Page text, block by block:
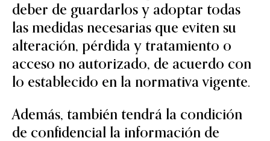
deber de guardarlos y adoptar todas
las medidas necesarias que eviten su
alteración, pérdida y tratamiento o
acceso no autorizado, de acuerdo con
lo establecido en la normativa vigente.
Además, también tendrá la condición
de confidencial la información de